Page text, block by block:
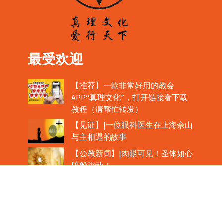
最受欢迎
【推荐】一款非常好用的教会
APP“真理文化”，打开链接看下载
教程（请帮忙转发）
【见证】|一位眼科医生在上海佘山
与主相遇的故事
【公教新闻】|肉眼可见！圣体如心
脏般跳动！